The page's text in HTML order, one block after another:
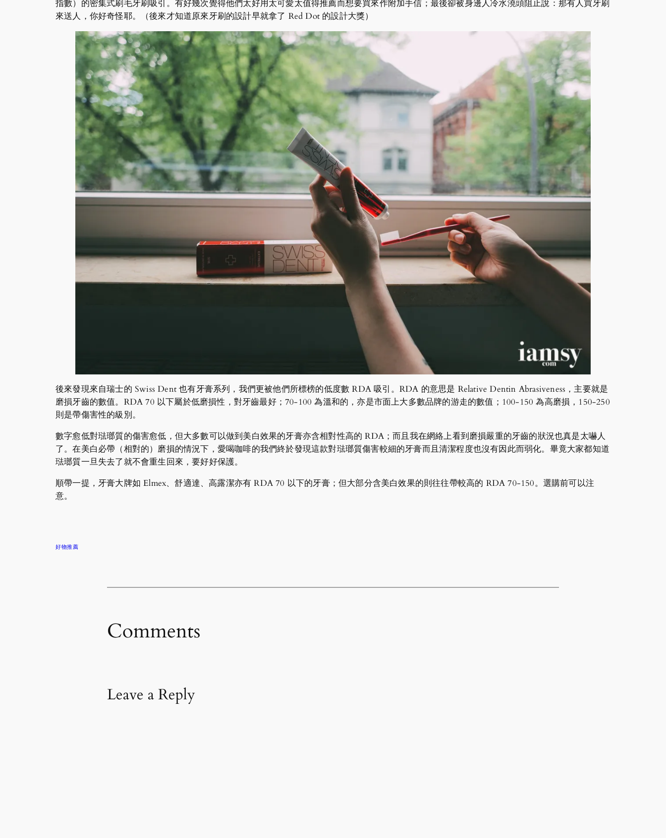
指數）的密集式刷毛牙刷吸引。有好幾次覺得他們太好用太可愛太值得推薦而想要買來作附加手信；最後卻被身邊人冷水澆頭阻止說：那有人買牙刷
來送人，你好奇怪耶。（後來才知道原來牙刷的設計早就拿了 Red Dot 的設計大獎）
後來發現來自瑞士的 Swiss Dent 也有牙膏系列，我們更被他們所標榜的低度數 RDA 吸引。RDA 的意思是 Relative Dentin Abrasiveness，主要就是
磨損牙齒的數值。RDA 70 以下屬於低磨損性，對牙齒最好；70-100 為溫和的，亦是市面上大多數品牌的游走的數值；100-150 為高磨損，150-250
則是帶傷害性的級別。
數字愈低對琺瑯質的傷害愈低，但大多數可以做到美白效果的牙膏亦含相對性高的 RDA；而且我在網絡上看到磨損嚴重的牙齒的狀況也真是太嚇人
了。在美白必帶（相對的）磨損的情況下，愛喝咖啡的我們終於發現這款對琺瑯質傷害較細的牙膏而且清潔程度也沒有因此而弱化。畢竟大家都知道
琺瑯質一旦失去了就不會重生回來，要好好保護。
順帶一提，牙膏大牌如 Elmex、舒適達、高露潔亦有 RDA 70 以下的牙膏；但大部分含美白效果的則往往帶較高的 RDA 70-150。選購前可以注
意。
好物推薦
Comments
Leave a Reply